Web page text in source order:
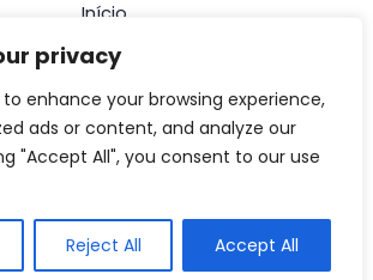
privacy
enhance your browsing experience,
ads or content, and analyze our
"Accept All", you consent to our use
Reject All Accept All
Início
Termos e Condições
Politica de Privacidade
Contactos
de emergência e interesse
Sobre nós